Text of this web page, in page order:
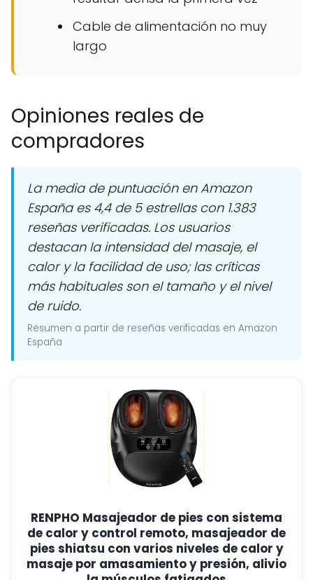
Cable de alimentación no muy
largo
Opiniones reales de
compradores
La media de puntuación en Amazon
España es 4,4 de 5 estrellas con 1.383
reseñas verificadas. Los usuarios
destacan la intensidad del masaje, el
calor y la facilidad de uso; las críticas
más habituales son el tamaño y el nivel
de ruido.
Resumen a partir de reseñas verificadas en Amazon
España
RENPHO Masajeador de pies con sistema
de calor y control remoto, masajeador de
pies shiatsu con varios niveles de calor y
masaje por amasamiento y presión, alivio